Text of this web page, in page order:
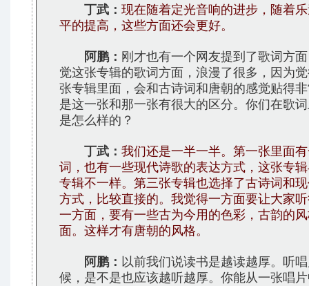
丁武： 现在随着定光音响的进步，随着
平的提高，这些方面还会更好。
阿鹏： 刚才也有一个网友提到了歌词方
觉这张专辑的歌词方面，浪漫了很多，因为
张专辑里面，会和古诗词和唐朝的感觉贴得
是这一张和那一张有很大的区分。你们在歌
是怎么样的？
丁武： 我们还是一半一半。第一张里面
词，也有一些现代诗歌的表达方式，这张专
专辑不一样。第三张专辑也选择了古诗词和
方式，比较直接的。我觉得一方面要让大家
一方面，要有一些古为今用的色彩，古韵的
面。这样才有唐朝的风格。
阿鹏： 以前我们说读书是越读越厚。听
候，是不是也应该越听越厚。你能从一张唱